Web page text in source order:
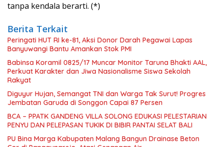
tanpa kendala berarti. (*)
Berita Terkait
Peringati HUT RI ke-81, Aksi Donor Darah Pegawai Lapas
Banyuwangi Bantu Amankan Stok PMI
Babinsa Koramil 0825/17 Muncar Monitor Taruna Bhakti AAL,
Perkuat Karakter dan Jiwa Nasionalisme Siswa Sekolah
Rakyat
Diguyur Hujan, Semangat TNI dan Warga Tak Surut! Progres
Jembatan Garuda di Songgon Capai 87 Persen
BCA – PPATK GANDENG VILLA SOLONG EDUKASI PELESTARIAN
PENYU DAN PELEPASAN TUKIK DI BIBIR PANTAI SELAT BALI
PU Bina Marga Kabupaten Malang Bangun Drainase Beton